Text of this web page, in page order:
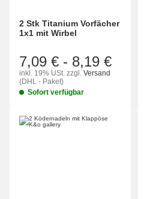
2 Stk Titanium Vorfächer
1x1 mit Wirbel
7,09 € - 8,19 €
inkl. 19% USt. zzgl. Versand
(DHL - Paket)
Sofort verfügbar